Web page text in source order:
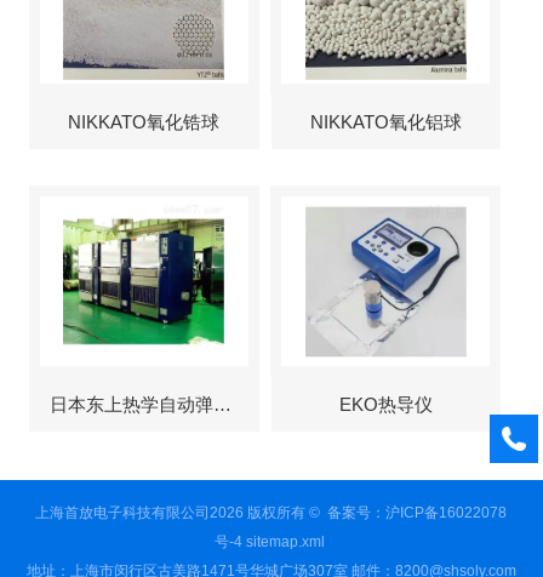
NIKKATO氧化锆球 NIKKATO氧化铝球
日本东上热学自动弹出式烘箱 EKO热导仪
上海首放电子科技有限公司2026 版权所有 ©备案号：沪ICP备16022078
号-4 sitemap.xml
地址：上海市闵行区古美路1471号华城广场307室 邮件：8200@shsoly.com